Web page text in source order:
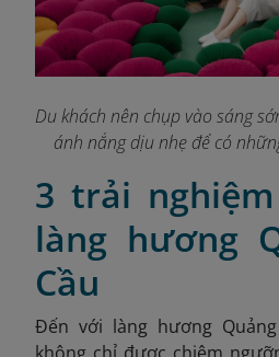
Du khách nên chụp vào sáng
ánh nắng dịu nhẹ để có
3 trải
làng hương
Cầu
Đến với làng hương
không chỉ được chiêm